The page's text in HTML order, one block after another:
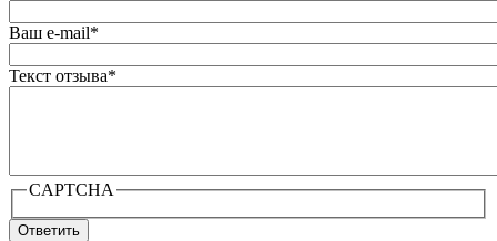
Ваш e-mail*
Текст отзыва*
CAPTCHA
Ответить